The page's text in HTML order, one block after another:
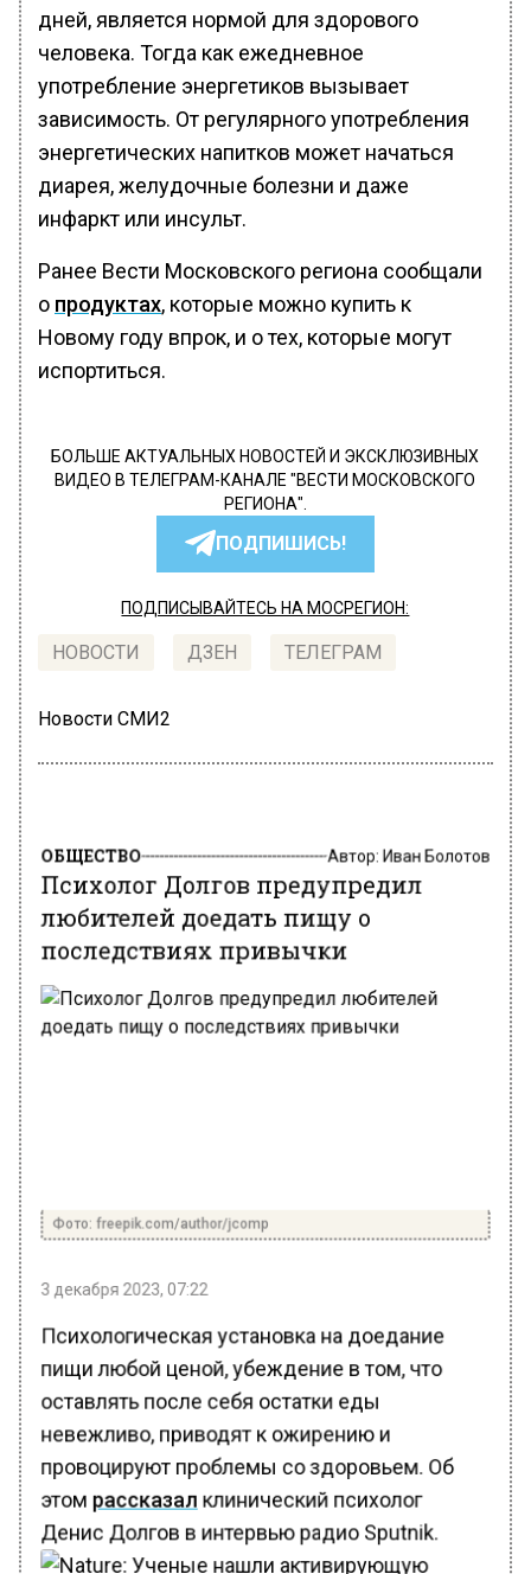
дней, является нормой для здорового
человека. Тогда как ежедневное
употребление энергетиков вызывает
зависимость. От регулярного употребления
энергетических напитков может начаться
диарея, желудочные болезни и даже
инфаркт или инсульт.
Ранее Вести Московского региона сообщали
о продуктах, которые можно купить к
Новому году впрок, и о тех, которые могут
испортиться.
БОЛЬШЕ АКТУАЛЬНЫХ НОВОСТЕЙ И ЭКСКЛЮЗИВНЫХ
ВИДЕО В ТЕЛЕГРАМ-КАНАЛЕ "ВЕСТИ МОСКОВСКОГО
РЕГИОНА".
ПОДПИШИСЬ!
ПОДПИСЫВАЙТЕСЬ НА МОСРЕГИОН:
НОВОСТИ ДЗЕН ТЕЛЕГРАМ
Новости СМИ2
Психолог Долгов предупредил
любителей доедать пищу о
последствиях привычки
Фото: freepik.com/author/jcomp
3 декабря 2023, 07:22
Психологическая установка на доедание
пищи любой ценой, убеждение в том, что
оставлять после себя остатки еды
невежливо, приводят к ожирению и
провоцируют проблемы со здоровьем. Об
этом рассказал клинический психолог
Денис Долгов в интервью радио Sputnik.